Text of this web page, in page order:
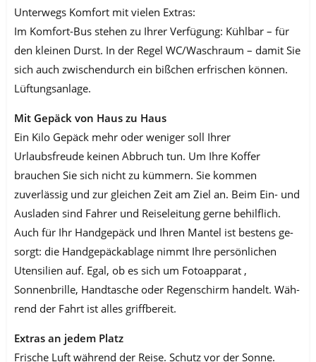
Unterwegs Komfort mit vielen Extras:
Im Komfort-Bus stehen zu Ihrer Verfügung: Kühlbar – für
den kleinen Durst. In der Regel WC/Waschraum – damit Sie
sich auch zwischendurch ein bißchen erfrischen kön­nen.
Lüftungsanlage.
Mit Gepäck von Haus zu Haus
Ein Kilo Gepäck mehr oder weniger soll Ihrer
Urlaubsfreude keinen Abbruch tun. Um Ihre Koffer
brauchen Sie sich nicht zu kümmern. Sie kommen
zuverlässig und zur gleichen Zeit am Ziel an. Beim Ein- und
Ausladen sind Fahrer und Reiselei­tung gerne behilflich.
Auch für Ihr Handgepäck und Ihren Mantel ist bestens ge­
sorgt: die Handgepäckablage nimmt Ihre persönlichen
Utensilien auf. Egal, ob es sich um Fotoapparat ,
Sonnenbrille, Handtasche oder Regenschirm handelt. Wäh­
rend der Fahrt ist alles griffbereit.
Extras an jedem Platz
Frische Luft während der Reise. Schutz vor der Sonne.